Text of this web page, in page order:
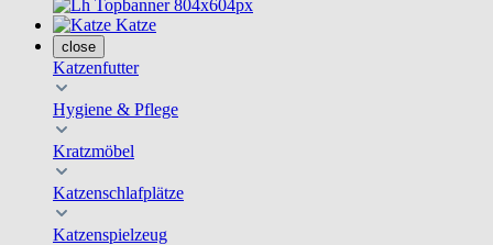
Katze
close
Katzenfutter
Hygiene & Pflege
Kratzmöbel
Katzenschlafplätze
Katzenspielzeug